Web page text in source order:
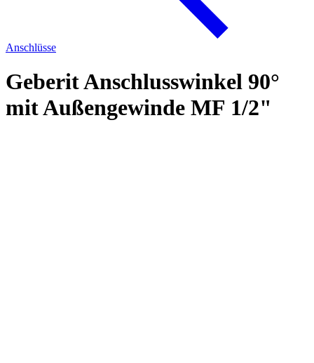
Anschlüsse
Geberit Anschlusswinkel 90°
mit Außengewinde MF 1/2"